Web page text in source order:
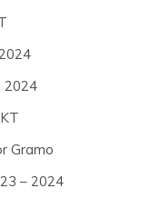
2024
Gramo
– 2024